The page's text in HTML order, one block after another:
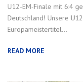
U12-EM-Finale mit 6:4
Deutschland! Unsere
Europameistertitel...
READ MORE